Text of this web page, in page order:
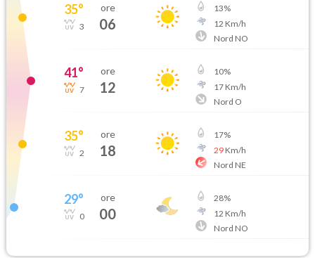
35°
3
ore
06
13%
12 Km/h
Nord NO
41°
7
ore
12
10%
17Km/h
Nord O
35°
2
ore
18
17%
29Km/h
Nord NE
29°
0
ore
00
28%
12 Km/h
Nord NO